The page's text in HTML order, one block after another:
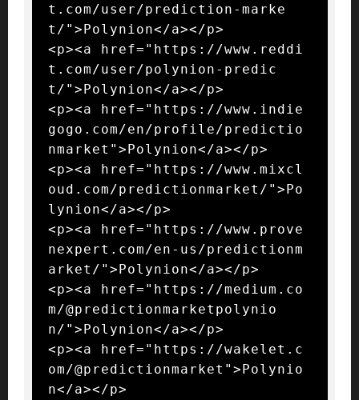
t.com/user/prediction-marke
t/">Polynion</a></p>
<p><a href="https://www.reddi
t.com/user/polynion-predic
t/">Polynion</a></p>
<p><a href="https://www.indie
gogo.com/en/profile/predictio
nmarket">Polynion</a></p>
<p><a href="https://www.mixcl
oud.com/predictionmarket/">Po
lynion</a></p>
<p><a href="https://www.prove
nexpert.com/en-us/predictionm
arket/">Polynion</a></p>
<p><a href="https://medium.co
m/@predictionmarketpolynio
n/">Polynion</a></p>
<p><a href="https://wakelet.c
om/@predictionmarket">Polynio
n</a></p>